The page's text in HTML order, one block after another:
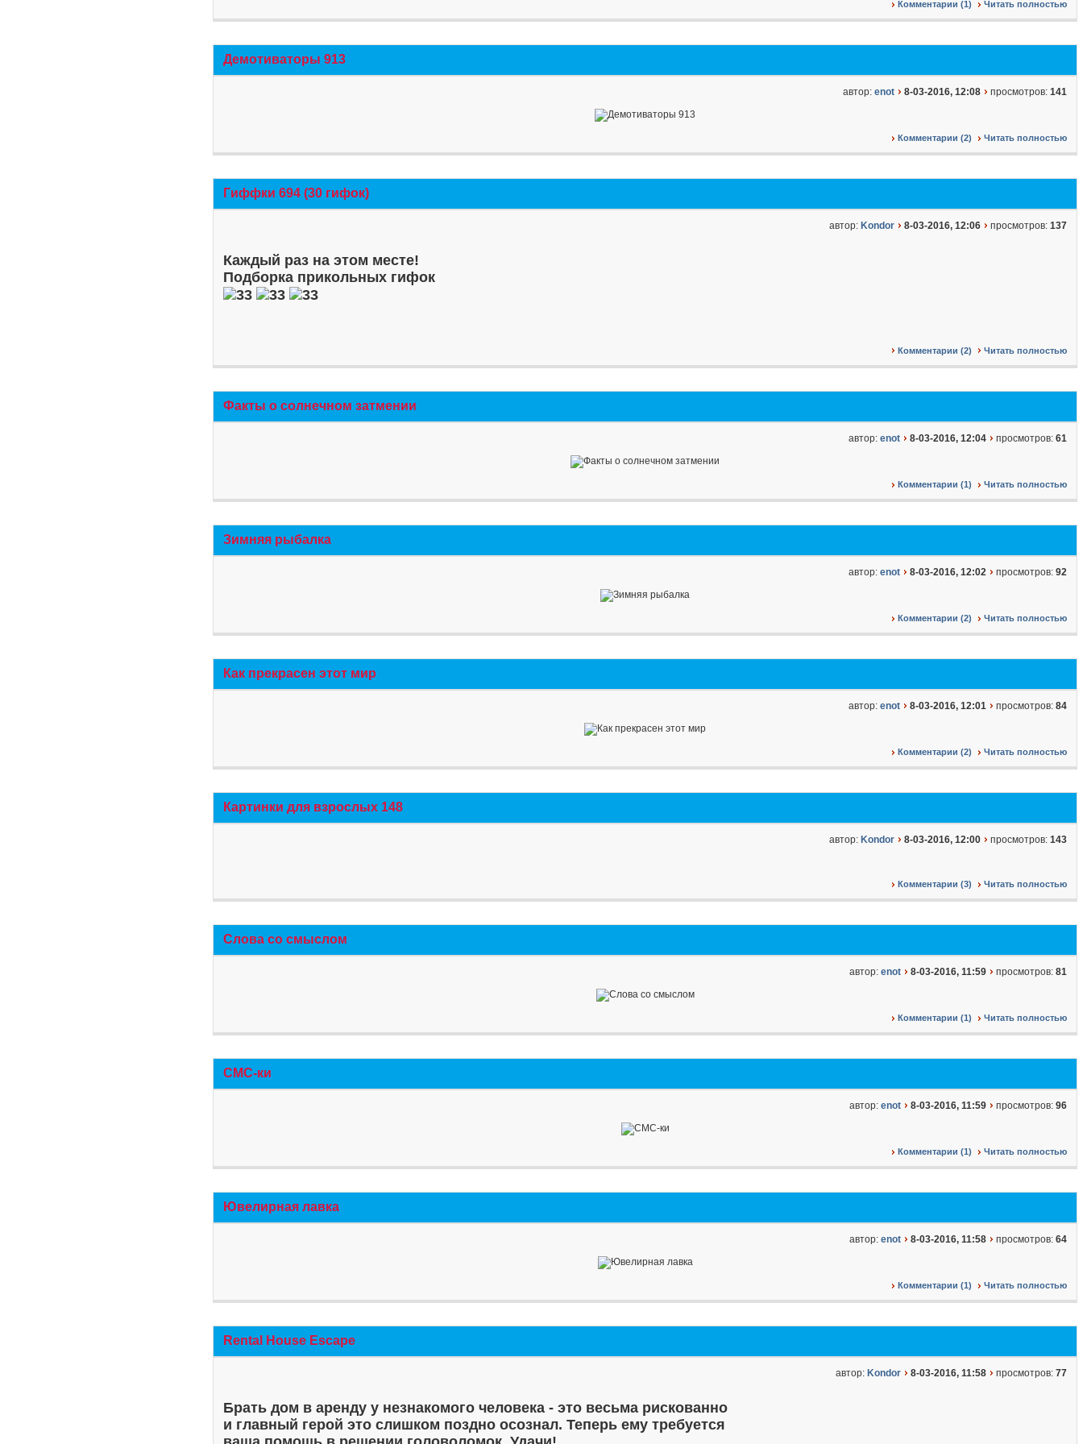
Комментарии (1) Читать полностью
Демотиваторы 913
автор: enot 8-03-2016, 12:08 просмотров: 141
Комментарии (2) Читать полностью
Гиффки 694 (30 гифок)
автор: Kondor 8-03-2016, 12:06 просмотров: 137
Каждый раз на этом месте!
Подборка прикольных гифок
Комментарии (2) Читать полностью
Факты о солнечном затмении
автор: enot 8-03-2016, 12:04 просмотров: 61
Комментарии (1) Читать полностью
Зимняя рыбалка
автор: enot 8-03-2016, 12:02 просмотров: 92
Комментарии (2) Читать полностью
Как прекрасен этот мир
автор: enot 8-03-2016, 12:01 просмотров: 84
Комментарии (2) Читать полностью
Картинки для взрослых 148
автор: Kondor 8-03-2016, 12:00 просмотров: 143
Комментарии (3) Читать полностью
Слова со смыслом
автор: enot 8-03-2016, 11:59 просмотров: 81
Комментарии (1) Читать полностью
СМС-ки
автор: enot 8-03-2016, 11:59 просмотров: 96
Комментарии (1) Читать полностью
Ювелирная лавка
автор: enot 8-03-2016, 11:58 просмотров: 64
Комментарии (1) Читать полностью
Rental House Escape
автор: Kondor 8-03-2016, 11:58 просмотров: 77
Брать дом в аренду у незнакомого человека - это весьма рискованно
и главный герой это слишком поздно осознал. Теперь ему требуется